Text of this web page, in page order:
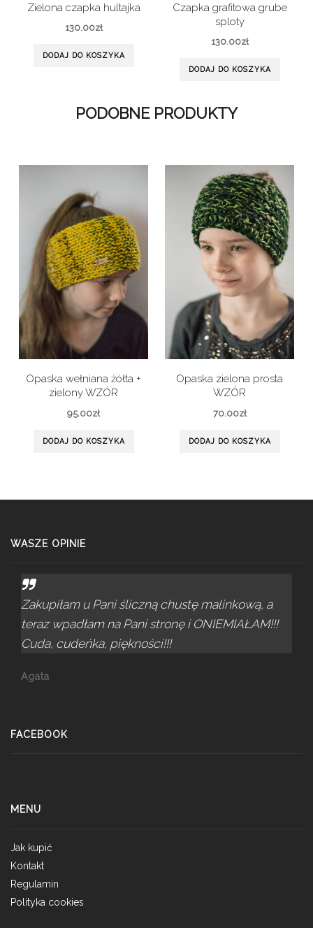
Zielona czapka hultajka
130.00zł
DODAJ DO KOSZYKA
Czapka grafitowa grube
sploty
130.00zł
DODAJ DO KOSZYKA
PODOBNE PRODUKTY
Opaska wełniana żółta +
zielony WZÓR
95.00zł
DODAJ DO KOSZYKA
Opaska zielona prosta
WZÓR
70.00zł
DODAJ DO KOSZYKA
WASZE OPINIE
Zakupiłam u Pani śliczną chustę malinkową, a
teraz wpadłam na Pani stronę i ONIEMIAŁAM!!!
Cuda, cudeńka, piękności!!!
Agata
FACEBOOK
MENU
Jak kupić
Kontakt
Regulamin
Polityka cookies